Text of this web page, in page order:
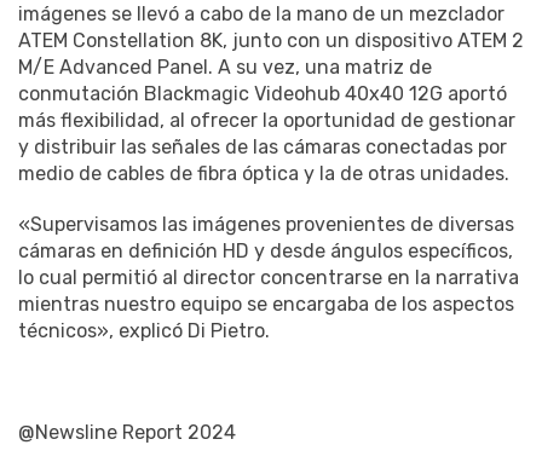
imágenes se llevó a cabo de la mano de un mezclador
ATEM Constellation 8K, junto con un dispositivo ATEM 2
M/E Advanced Panel. A su vez, una matriz de
conmutación Blackmagic Videohub 40x40 12G aportó
más flexibilidad, al ofrecer la oportunidad de gestionar
y distribuir las señales de las cámaras conectadas por
medio de cables de fibra óptica y la de otras unidades.
«Supervisamos las imágenes provenientes de diversas
cámaras en definición HD y desde ángulos específicos,
lo cual permitió al director concentrarse en la narrativa
mientras nuestro equipo se encargaba de los aspectos
técnicos», explicó Di Pietro.
@Newsline Report 2024